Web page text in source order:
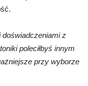
doświadczeniami z
poleciłbyś innym
przy wyborze